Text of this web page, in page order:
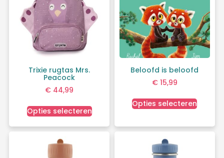
Trixie rugtas Mrs.
Peacock
€ 44,99
Opties selecteren
Beloofd is beloofd
€15,99
Opties selecteren